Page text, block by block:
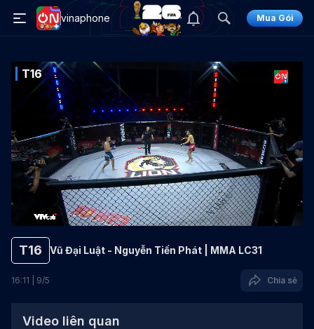
vinaphone Mua Gói
T16
T16 Vũ Đại Luật - Nguyễn Tiến Phát | MMA LC31
16:11 9/5 Chia sẻ
Video liên quan